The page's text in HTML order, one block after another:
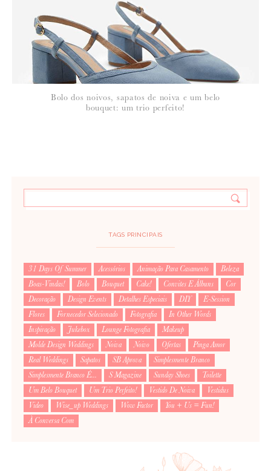
Bolo dos noivos, sapatos de noiva e um belo
bouquet: um trio perfeito!
TAGS PRINCIPAIS
31 Days Of Summer Acessórios Animação Para Casamento
Beleza
Boas-Vindas!
Bolo Bouquet Cake! Convites E Álbuns
Cor
Decoração
Design Events Detalhes Especiais DIY
E-Session
Flores
Fornecedor Selecionado Fotografia
In Other Words
Inspiração
Jukebox Lounge Fotografia
Makeup
Molde Design Weddings
Noiva Noivo Ofertas
Pinga Amor
Real Weddings
Sapatos SB Aprova
Simplesmente Branco
Simplesmente Branco É...
S Magazine Sunday Shoes
Toilette
Um Belo Bouquet
Um Trio Perfeito! Vestido De Noiva
Vestidus
Video
Wise_up Weddings Wow Factor
You + Us = Fun!
À Conversa Com